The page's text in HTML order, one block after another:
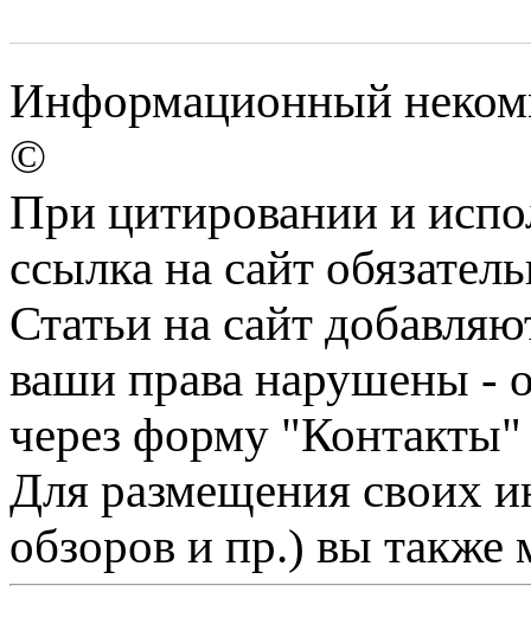
Информационный
©
При цитировании и
ссылка на сайт
Статьи на сайт
ваши права нарушены -
через форму "Контакты"
Для размещения своих
обзоров и пр.) вы также